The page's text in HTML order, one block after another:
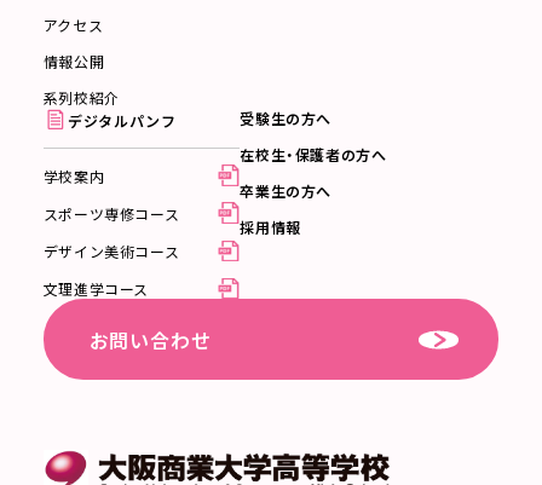
アクセス
情報公開
系列校紹介
デジタルパンフ
学校案内
スポーツ専修コース
デザイン美術コース
文理進学コース
受験生の方へ
在校生・保護者の方へ
卒業生の方へ
採用情報
お問い合わせ